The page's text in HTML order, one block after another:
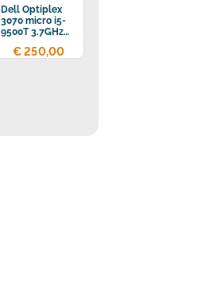
Dell Optiplex
3070 micro i5-
9500T 3.7GHz
256GB SSD WIFI
€ 250,00